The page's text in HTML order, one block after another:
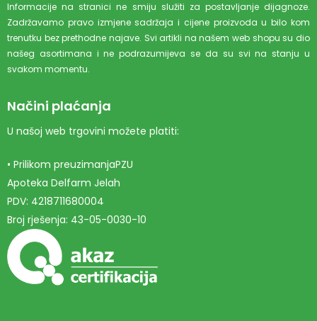
Informacije na stranici ne smiju služiti za postavljanje dijagnoze.
Zadržavamo pravo izmjene sadržaja i cijene proizvoda u bilo kom
trenutku bez prethodne najave. Svi artikli na našem web shopu su dio
našeg asortimana i ne podrazumijeva se da su svi na stanju u
svakom momentu.
Načini plaćanja
U našoj web trgovini možete platiti:
• Prilikom preuzimanjaPZU
Apoteka Delfarm Jelah
PDV: 4218711680004
Broj rješenja: 43-05-0030-10